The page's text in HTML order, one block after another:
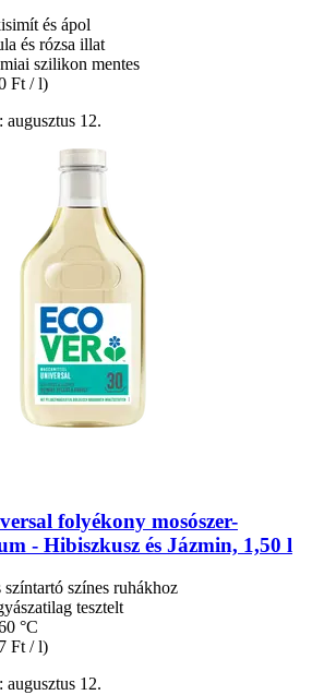
és ápol
és rózsa illat
szilikon mentes
Ft / l)
augusztus 12.
folyékony mosószer-​
-​ Hibiszkusz és Jázmin, 1,50 l
színtartó színes ruhákhoz
tesztelt
°C
Ft / l)
augusztus 12.